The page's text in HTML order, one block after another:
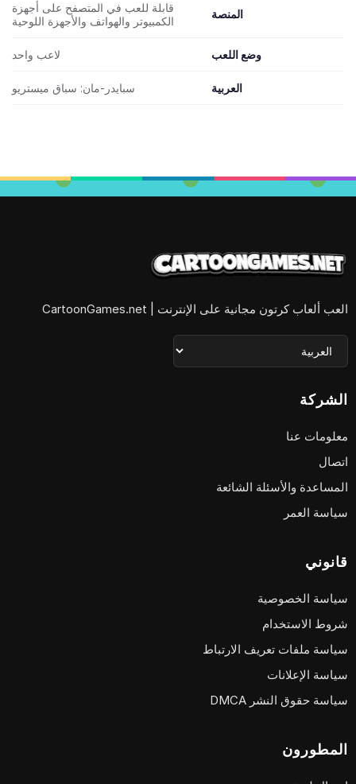
المنصة
قابلة للعب في المتصفح على أجهزة
الكمبيوتر والهواتف والأجهزة اللوحية
وضع اللعب لاعب واحد
العربية سبايدر-مان: سباق ميستريو
العب ألعاب كرتون مجانية على الإنترنت | CartoonGames.net
الشركة
معلومات عنا
اتصال
المساعدة والأسئلة الشائعة
سياسة العمر
قانوني
سياسة الخصوصية
شروط الاستخدام
سياسة ملفات تعريف الارتباط
سياسة الإعلانات
سياسة حقوق النشر DMCA
المطورون